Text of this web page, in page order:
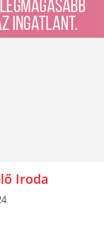
Iroda